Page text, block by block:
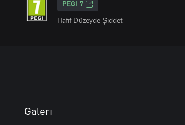
PEGI 7
Hafif Düzeyde Şiddet
Galeri